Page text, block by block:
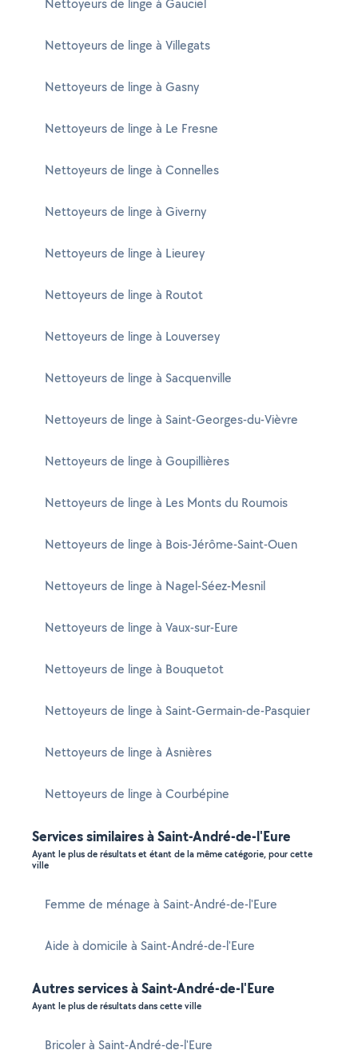
Nettoyeurs de linge à Gauciel
Nettoyeurs de linge à Villegats
Nettoyeurs de linge à Gasny
Nettoyeurs de linge à Le Fresne
Nettoyeurs de linge à Connelles
Nettoyeurs de linge à Giverny
Nettoyeurs de linge à Lieurey
Nettoyeurs de linge à Routot
Nettoyeurs de linge à Louversey
Nettoyeurs de linge à Sacquenville
Nettoyeurs de linge à Saint-Georges-du-Vièvre
Nettoyeurs de linge à Goupillières
Nettoyeurs de linge à Les Monts du Roumois
Nettoyeurs de linge à Bois-Jérôme-Saint-Ouen
Nettoyeurs de linge à Nagel-Séez-Mesnil
Nettoyeurs de linge à Vaux-sur-Eure
Nettoyeurs de linge à Bouquetot
Nettoyeurs de linge à Saint-Germain-de-Pasquier
Nettoyeurs de linge à Asnières
Nettoyeurs de linge à Courbépine
Services similaires à Saint-André-de-l'Eure
Ayant le plus de résultats et étant de la même catégorie, pour cette
ville
Femme de ménage à Saint-André-de-l'Eure
Aide à domicile à Saint-André-de-l'Eure
Autres services à Saint-André-de-l'Eure
Ayant le plus de résultats dans cette ville
Bricoler à Saint-André-de-l'Eure